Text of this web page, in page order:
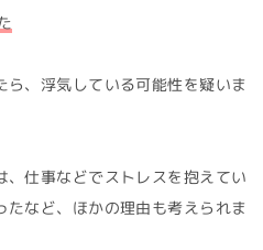
、浮気している可能性を疑いま
仕事などでストレスを抱えてい
たなど、ほかの理由も考えられま